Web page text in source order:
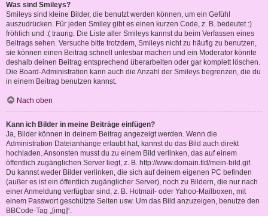
Was sind Smileys?
Smileys sind kleine Bilder, die benutzt werden können, um ein Gefühl
auszudrücken. Für jeden Smiley gibt es einen kurzen Code, z. B. bedeutet :)
fröhlich und :( traurig. Die Liste aller Smileys kannst du beim Verfassen eines
Beitrags sehen. Versuche bitte trotzdem, Smileys nicht zu häufig zu benutzen,
sie können einen Beitrag schnell unlesbar machen und ein Moderator könnte
deshalb deinen Beitrag entsprechend überarbeiten oder gar komplett löschen.
Die Board-Administration kann auch die Anzahl der Smileys begrenzen, die du
in einem Beitrag benutzen kannst.
Nach oben
Kann ich Bilder in meine Beiträge einfügen?
Ja, Bilder können in deinem Beitrag angezeigt werden. Wenn die
Administration Dateianhänge erlaubt hat, kannst du das Bild auch direkt
hochladen. Ansonsten musst du zu einem Bild verlinken, das auf einem
öffentlich zugänglichen Server liegt, z. B. http://www.domain.tld/mein-bild.gif.
Du kannst weder Bilder verlinken, die sich auf deinem eigenen PC befinden
(außer es ist ein öffentlich zugänglicher Server), noch zu Bildern, die nur nach
einer Anmeldung verfügbar sind, z. B. Hotmail- oder Yahoo-Mailboxen, mit
einem Passwort geschützte Seiten usw. Um das Bild anzuzeigen, benutze den
BBCode-Tag „[img]“.